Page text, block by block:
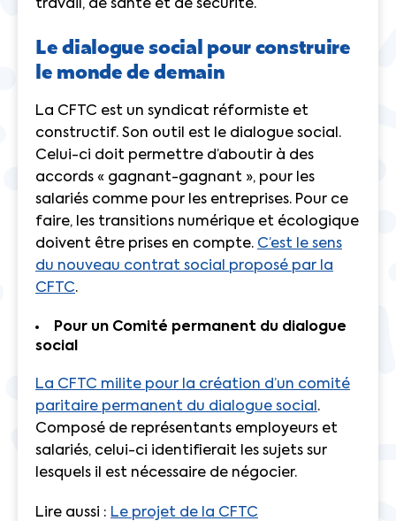
travail, de santé et de sécurité.
Le dialogue social pour construire
le monde de demain
La CFTC est un syndicat réformiste et
constructif. Son outil est le dialogue social.
Celui-ci doit permettre d’aboutir à des
accords « gagnant-gagnant », pour les
salariés comme pour les entreprises. Pour ce
faire, les transitions numérique et écologique
doivent être prises en compte. C’est le sens
du nouveau contrat social proposé par la
CFTC.
Pour un Comité permanent du dialogue
social
La CFTC milite pour la création d’un comité
paritaire permanent du dialogue social .
Composé de représentants employeurs et
salariés, celui-ci identifierait les sujets sur
lesquels il est nécessaire de négocier.
Lire aussi : Le projet de la CFTC